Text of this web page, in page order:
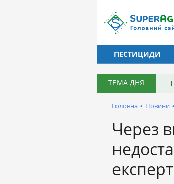
ПЕСТИЦИДИ
ТЕМА ДНЯ
Головна • Новини •
Через